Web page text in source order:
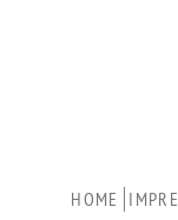
HOME I MPR E